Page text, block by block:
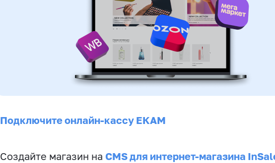
Подключите онлайн-кассу ЕКАМ
Создайте магазин на CMS для интернет-магазина